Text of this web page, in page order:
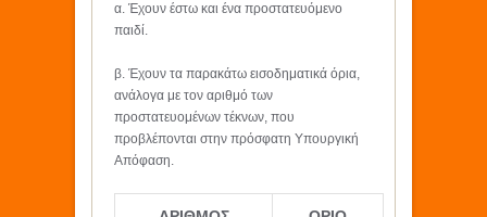
α. Έχουν έστω και ένα προστατευόμενο
παιδί.
β. Έχουν τα παρακάτω εισοδηματικά όρια,
ανάλογα με τον αριθμό των
προστατευομένων τέκνων, που
προβλέπονται στην πρόσφατη Υπουργική
Απόφαση.